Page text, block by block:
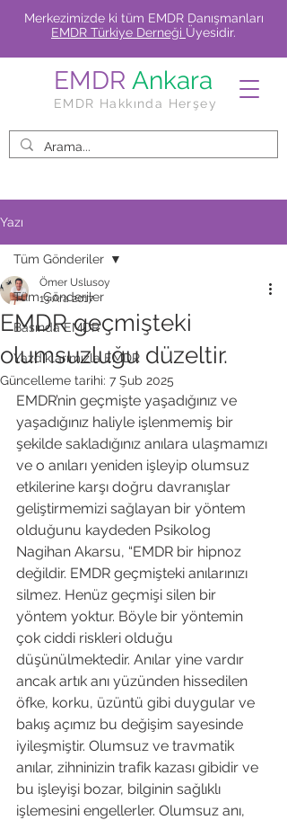
EMDR Ankara
EMDR Hakkında Herşey
Merkezimizde ki tüm EMDR Danışmanları
EMDR Türkiye Derneği Üyesidir.
Yazı
Tüm Gönderiler
Basında EMDR
Yazdıklarımızla EMDR
Tüm Gönderiler
EMDR geçmişteki
olumsuzluğu düzeltir.
Ömer Uslusoy
13 Ara 2017
Güncelleme tarihi: 7 Şub 2025
EMDR’nin geçmişte yaşadığınız ve
yaşadığınız haliyle işlenmemiş bir
şekilde sakladığınız anılara ulaşmamızı
ve o anıları yeniden işleyip olumsuz
etkilerine karşı doğru davranışlar
geliştirmemizi sağlayan bir yöntem
olduğunu kaydeden Psikolog
Nagihan Akarsu, “EMDR bir hipnoz
değildir. EMDR geçmişteki anılarınızı
silmez. Henüz geçmişi silen bir
yöntem yoktur. Böyle bir yöntemin
çok ciddi riskleri olduğu
düşünülmektedir. Anılar yine vardır
ancak artık anı yüzünden hissedilen
öfke, korku, üzüntü gibi duygular ve
bakış açımız bu değişim sayesinde
iyileşmiştir. Olumsuz ve travmatik
anılar, zihninizin trafik kazası gibidir ve
bu işleyişi bozar, bilginin sağlıklı
işlemesini engellerler. Olumsuz anı,